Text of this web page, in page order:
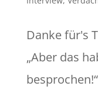
Danke für's
„Aber das